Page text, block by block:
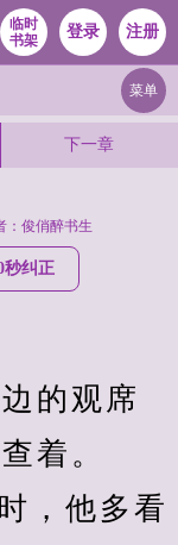
临时
书架
登录 注册
菜单
下一章
：俊俏醉书生
秒纠正
的观席
着。
，他多看